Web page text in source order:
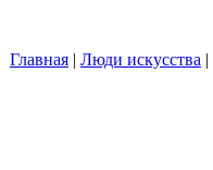
Главная | Люди искусства |